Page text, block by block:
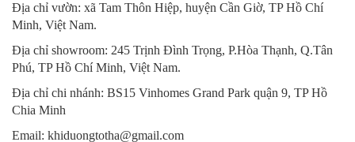
Địa chỉ vườn: xã Tam Thôn Hiệp, huyện Cần Giờ, TP Hồ Chí
Minh, Việt Nam.
Địa chỉ showroom: 245 Trịnh Đình Trọng, P.Hòa Thạnh, Q.Tân
Phú, TP Hồ Chí Minh, Việt Nam.
Địa chỉ chi nhánh: BS15 Vinhomes Grand Park quận 9, TP Hồ
Chia Minh
Email: khiduongtotha@gmail.com